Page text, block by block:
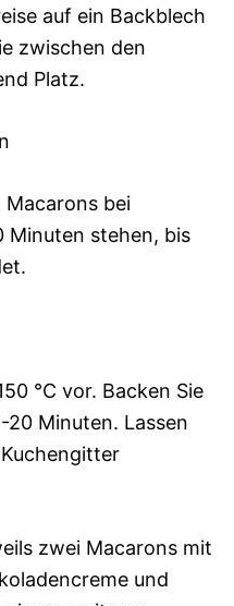
auf ein Backblech
zwischen den
Platz.
Macarons bei
Minuten stehen, bis
°C vor. Backen Sie
Minuten. Lassen
zwei Macarons mit
und